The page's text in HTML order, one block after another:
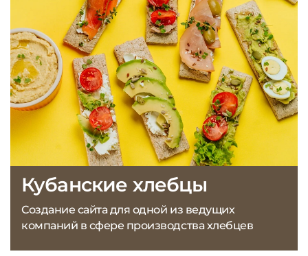
Кубанские хлебцы
Создание сайта для одной из ведущих
компаний в сфере производства хлебцев